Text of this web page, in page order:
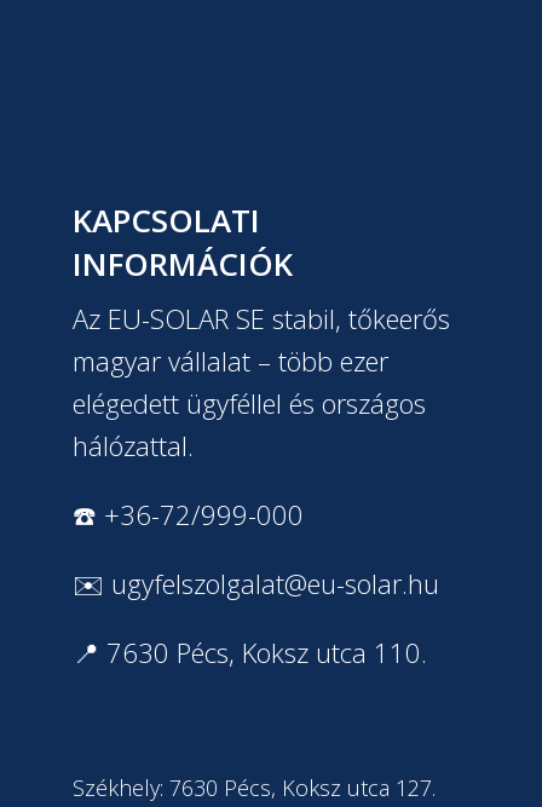
KAPCSOLATI
INFORMÁCIÓK
Az EU-SOLAR SE stabil, tőkeerős
magyar vállalat – több ezer
elégedett ügyféllel és országos
hálózattal.
☎️ +36-72/999-000
✉️ ugyfelszolgalat@eu-solar.hu
📍 7630 Pécs, Koksz utca 110.
Székhely: 7630 Pécs, Koksz utca 127.